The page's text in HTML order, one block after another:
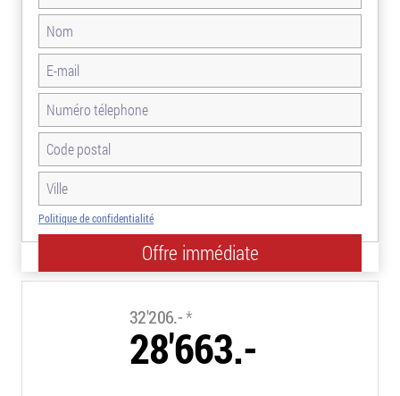
Politique de confidentialité
32'206.-*
28'663.-